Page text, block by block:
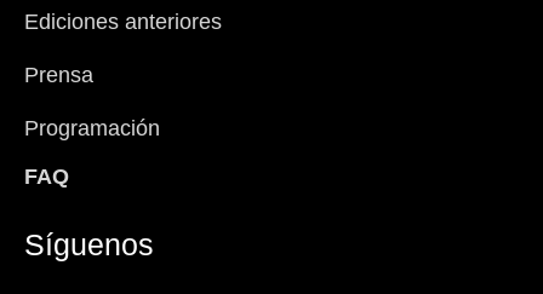
Ediciones anteriores
Prensa
Programación
FAQ
Síguenos